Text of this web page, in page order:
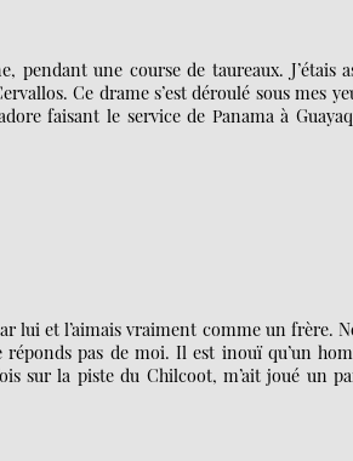
pendant une course de taureaux. J’étais
Ce drame s’est déroulé sous mes
faisant le service de Panama à
lui et l’aimais vraiment comme un frère.
pas de moi. Il est inouï qu’un
sur la piste du Chilcoot, m’ait joué un